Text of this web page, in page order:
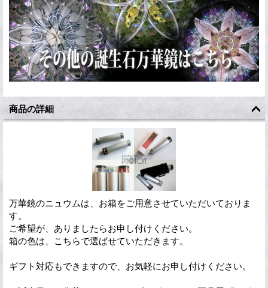
商品の詳細
万華鏡のニュウムは、お箱をご用意させていただいておりま
す。
ご希望が、ありましたらお申し付けください。
箱の色は、こちらで選ばせていただきます。
ギフト対応もできますので、お気軽にお申し付けください。